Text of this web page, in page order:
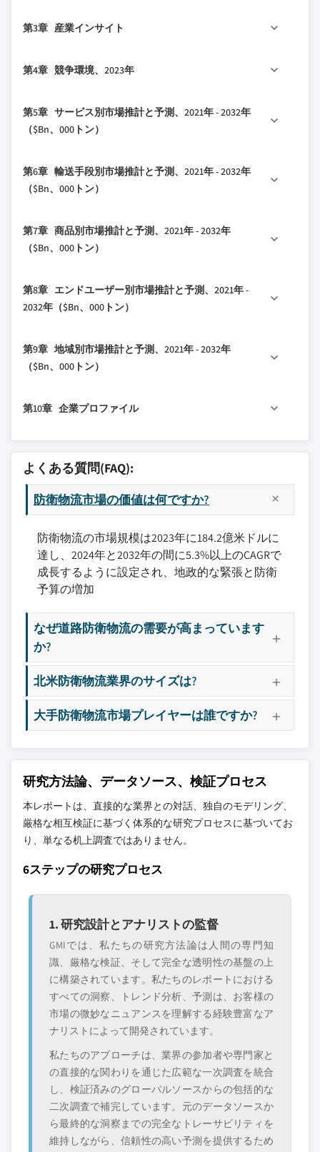
1.2 基本推計と計算
1.2.2 市場推計の主要トレンド
1.4 一次調査と検証
1.4.1 一次ソース
1.5 市場定義
第3章 産業インサイト
3.2 サプライヤーの状況
3.2.2 サブコントラクター
3.2.3 ロジスティクスプロバイダー
3.2.5 サポートサービス
3.3 利益率分析
3.5 技術とイノベーションの状況
3.6 特許分析
3.8 規制環境
3.9 影響要因
3.9.1.1 高まる地政学的緊張と防衛支出の
3.9.1.3 AI、IoT、ドローン、ブロックチェ
3.9.1.4 迅速な対応能力への注力
3.9.2 産業の落とし穴と課題
3.9.2.1 複雑でダイナミックな環境
3.10 成長可能性分析
3.11 ポーターの分析
3.12 PESTEL分析
第4章 競争環境、2023年
4.2 企業の市場シェア分析
4.3 競争ポジショニングマトリックス
第5章 サービス別市場推計と予測、2021年 - 2032年
（$Bn、000トン）
5.2 輸送と流通
5.3 倉庫と在庫管理
5.5 メンテナンス、修理、オーバーホール（MRO）
第6章 輸送手段別市場推計と予測、2021年 - 2032年
（$Bn、000トン）
6.2 道路
6.5 航空
第7章 商品別市場推計と予測、2021年 - 2032年
（$Bn、000トン）
7.2 軍需品
7.3 医療支援
第8章 エンドユーザー別市場推計と予測、2021年 -
2032年（$Bn、000トン）
8.2 陸軍
第9章 地域別市場推計と予測、2021年 - 2032年
（$Bn、000トン）
9.2 北米
9.2.2 カナダ
9.3 欧州
9.3.1 英国
9.3.2 ドイツ
9.3.3 フランス
9.3.4 スペイン
9.3.5 イタリア
9.3.6 ロシア
9.3.7 北欧
9.3.8 欧州その他
9.4.1 中国
9.4.2 インド
9.4.3 日本
9.4.4 韓国
9.4.6 東南アジア
9.5 ラテンアメリカ
9.5.1 ブラジル
9.5.3 アルゼンチン
9.5.4 ラテンアメリカその他
9.6 中東・アフリカ
9.6.1 アラブ首長国連邦
9.6.2 南アフリカ
9.6.3 サウジアラビア
9.6.4 中東・アフリカその他
第10章 企業プロファイル
10.1 ロッキード・マーティン・コーポレーション
ション
10.3 ノースロップ・グラマン・コーポレーショ
10.4 BAEシステムズplc
10.5 ボーイング・ディフェンス・スペース＆セ
キュリティ（BDS）
10.6 ジェネラル・ダイナミクス・コーポレーシ
10.7 L3ハリス・テクノロジーズ・インク
10.9 レオナルドS.p.A.
10.10 エアバス・ディフェンス・アンド・スペー
ス
10.11 サーブAB
10.13 ハネウェル・インターナショナル・インク
10.14 KBR, Inc.
10.15 CACIインターナショナル・インク
10.16 セルコ・グループplc
10.17 AARコーポレーション
10.18 FLIRシステムズ・インク
主要な競合他社が見当たりませんか？
このレポートに掲載されている企業は厳選さ
れたものであり、競合全体を網羅するもので
はありません。
当社の市場収益計算は、個別にプロファイル
されていないメーカー、販売業者、専門業者
を含む全地域の全プレイヤーを考慮したボト
ムアップ手法を採用しています。プロファイ
ルセクションは戦略的に重要なプレイヤーに
焦点を当てており、市場規模の範囲を定義す
るものではありません。
よくある質問(FAQ):
防衛物流市場の価値は何ですか?
防衛物流の市場規模は2023年に184.2億米ドルに
達し、2024年と2032年の間に5.3%以上のCAGRで
成長するように設定され、地政的な緊張と防衛
予算の増加
なぜ道路防衛物流の需要が高まっています
か?
北米防衛物流業界のサイズは?
大手防衛物流市場プレイヤーは誰ですか?
研究方法論、データソース、検証プロセス
本レポートは、直接的な業界との対話、独自のモデリング、
厳格な相互検証に基づく体系的な研究プロセスに基づいてお
り、単なる机上調査ではありません。
6ステップの研究プロセス
1. 研究設計とアナリストの監督
GMIでは、私たちの研究方法論は人間の専門知
識、厳格な検証、そして完全な透明性の基盤の上
に構築されています。私たちのレポートにおける
すべての洞察、トレンド分析、予測は、お客様の
市場の微妙なニュアンスを理解する経験豊富なア
ナリストによって開発されています。
私たちのアプローチは、業界の参加者や専門家と
の直接的な関わりを通じた広範な一次調査を統合
し、検証済みのグローバルソースからの包括的な
二次調査で補完しています。元のデータソースか
ら最終的な洞察までの完全なトレーサビリティを
維持しながら、信頼性の高い予測を提供するため